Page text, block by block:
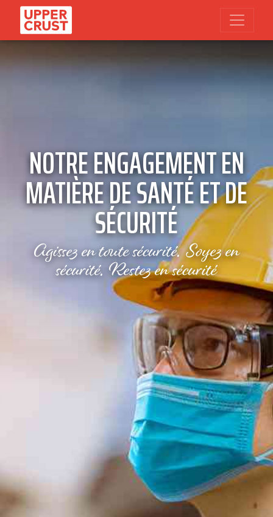
NOTRE ENGAGEMENT EN
MATIÈRE DE SANTÉ ET DE
SÉCURITÉ
Agissez en toute sécurité. Soyez en
sécurité. Restez en sécurité